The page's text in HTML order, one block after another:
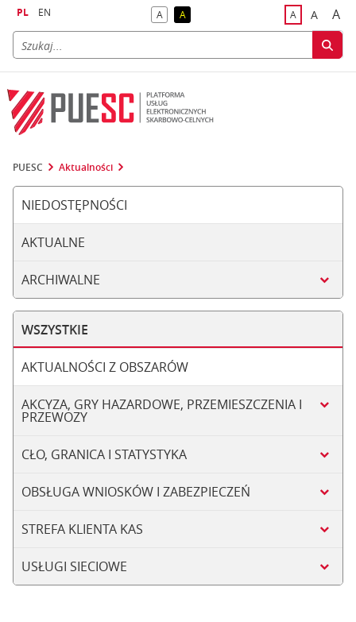
PL EN Akontrast domyślny
Akontrast żółty tekst na czarnym tle
Adomyślna
A A
PUESC Aktualności
NIEDOSTĘPNOŚCI
AKTUALNE
ARCHIWALNE
WSZYSTKIE
AKTUALNOŚCI Z OBSZARÓW
AKCYZA, GRY HAZARDOWE, PRZEMIESZCZENIA I
PRZEWOZY
CŁO, GRANICA I STATYSTYKA
OBSŁUGA WNIOSKÓW I ZABEZPIECZEŃ
STREFA KLIENTA KAS
USŁUGI SIECIOWE